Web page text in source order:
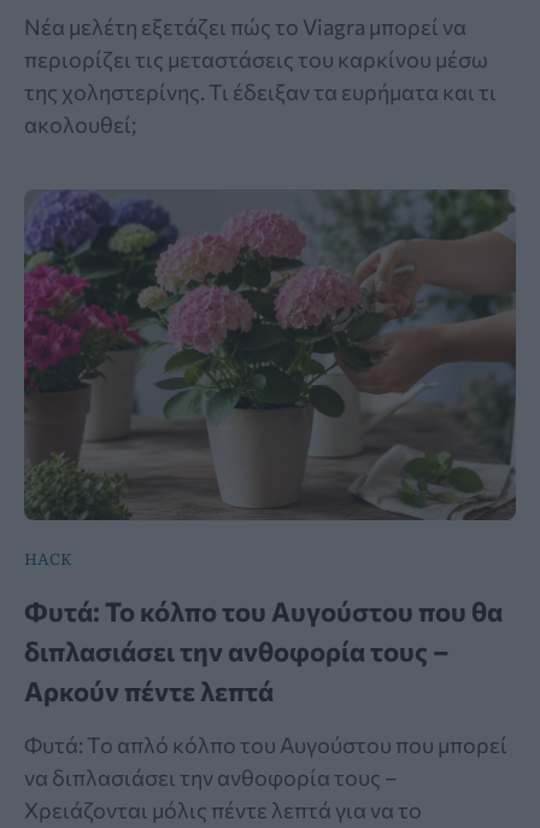
Νέα μελέτη εξετάζει πώς το Viagra μπορεί να
περιορίζει τις μεταστάσεις του καρκίνου μέσω
της χοληστερίνης. Τι έδειξαν τα ευρήματα και τι
ακολουθεί;
HACK
Φυτά: Το κόλπο του Αυγούστου που θα
διπλασιάσει την ανθοφορία τους –
Αρκούν πέντε λεπτά
Φυτά: Το απλό κόλπο του Αυγούστου που μπορεί
να διπλασιάσει την ανθοφορία τους –
Χρειάζονται μόλις πέντε λεπτά για να το